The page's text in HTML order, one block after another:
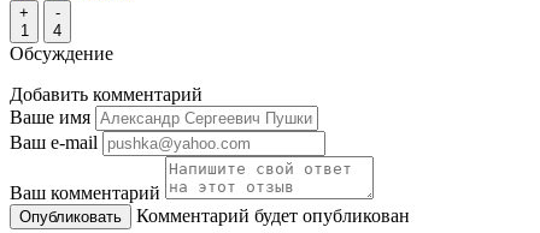
+
1
-
4
Обсуждение
Добавить комментарий
Ваше имя
Ваш e-mail
Ваш комментарий
Комментарий будет опубликован